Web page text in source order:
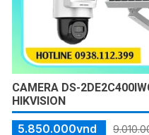
CAMERA DS-
HIKVISION
5.850.000vnd